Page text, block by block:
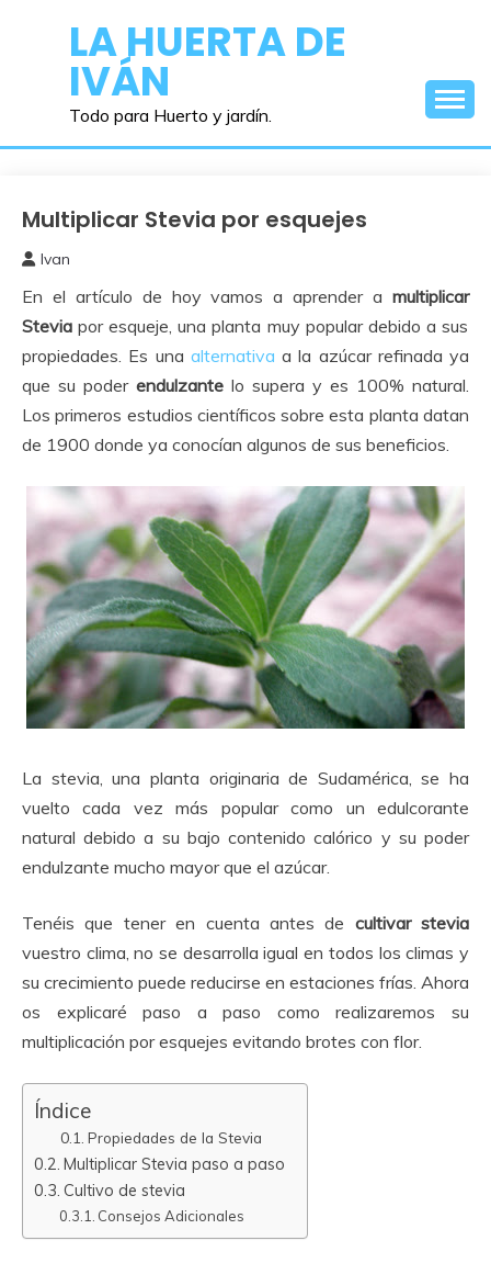
contenidoLA HUERTA DE
IVÁN
Todo para Huerto y jardín.
Aromaticas
Multiplicar Stevia por esquejes
septiembre,
2015
Ivan
En el artículo de hoy vamos a aprender a multiplicar
Steviapor esqueje, una planta muy popular debido a sus
propiedades. Es una alternativa a la azúcar refinada ya
que su poder endulzante lo supera y es 100% natural.
Los primeros estudios científicos sobre esta planta datan
de 1900 donde ya conocían algunos de sus beneficios.
La stevia, una planta originaria de Sudamérica, se ha
vuelto cada vez más popular como un edulcorante
natural debido a su bajo contenido calórico y su poder
endulzante mucho mayor que el azúcar.
Tenéis que tener en cuenta antes de cultivar stevia
vuestro clima, no se desarrolla igual en todos los climas y
su crecimiento puede reducirse en estaciones frías. Ahora
os explicaré paso a paso como realizaremos su
multiplicación por esquejes evitando brotes con flor.
Índice
Propiedades de la Stevia
Multiplicar Stevia paso a paso
Cultivo de stevia
Consejos Adicionales